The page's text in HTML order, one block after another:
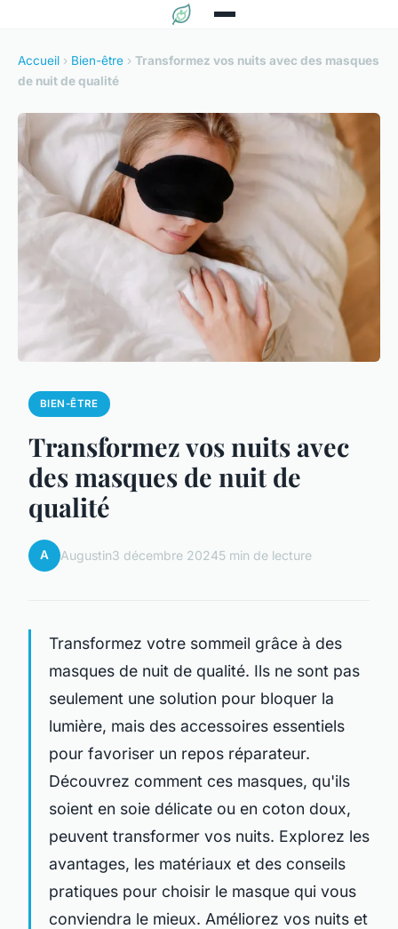
Accueil › Bien-être › Transformez vos nuits avec des masques
de nuit de qualité
BIEN-ÊTRE
Transformez vos nuits avec
des masques de nuit de
qualité
A Augustin3 décembre 20245 min de lecture
Transformez votre sommeil grâce à des
masques de nuit de qualité. Ils ne sont pas
seulement une solution pour bloquer la
lumière, mais des accessoires essentiels
pour favoriser un repos réparateur.
Découvrez comment ces masques, qu'ils
soient en soie délicate ou en coton doux,
peuvent transformer vos nuits. Explorez les
avantages, les matériaux et des conseils
pratiques pour choisir le masque qui vous
conviendra le mieux. Améliorez vos nuits et